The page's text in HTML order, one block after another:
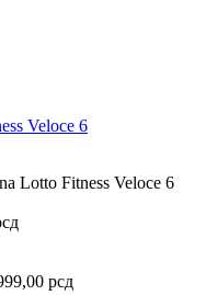
Lotto Fitness Veloce 6
рсд